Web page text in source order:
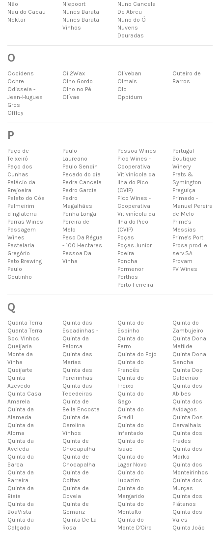
Não
Nau do Cacau
Nektar
Niepoort
Nunes Barata
Nunes Barata
Vinhos
Nuno Cancela
De Abreu
Nuno do Ó
Nuvens
Douradas
O
Occidens
Ochre
Odisseia -
Jean-Hugues
Gros
Offley
Oil2Wax
Olho Gordo
Olho no Pé
Olívae
Oliveban
Olmais
Olo
Oppidum
Outeiro de
Barros
P
Paço de
Teixeiró
Paço dos
Cunhas
Palácio da
Brejoeira
Palato do Côa
Palmeirim
d'Inglaterra
Parras Wines
Passagem
Wines
Pastelaria
Gregório
Pato Brewing
Paulo
Coutinho
Paulo
Laureano
Paulo Sendin
Pecado do dia
Pedra Cancela
Pedro Garcia
Pedro
Magalhães
Penha Longa
Pereira de
Melo
Peso Da Régua
- 100 Hectares
Pessoa Da
Vinha
Pessoa Wines
Pico Wines -
Cooperativa
Vitivinícola da
Ilha do Pico
(CVIP)
Pico Wines -
Cooperativa
Vitivinícola da
Ilha do Pico
(CVIP)
Poças
Poças Junior
Poeira
Poncha
Pormenor
Porthos
Porto Ferreira
Portugal
Boutique
Winery
Prats &
Symington
Preguiça
Primado -
Manuel Pereira
de Melo
Prime's
Messias
Prime's Port
Prosa prod. e
serv.SA
Provam
PV Wines
Q
Quanta Terra
Quanta Terra
Soc. Vinhos
Queijaria
Monte da
Vinha
Queijarte
Quinta
Azevedo
Quinta Casa
Amarela
Quinta da
Alameda
Quinta da
Alorna
Quinta da
Aveleda
Quinta da
Barca
Quinta da
Barreira
Quinta da
Biaia
Quinta da
BoaVista
Quinta da
Calçada
Quinta das
Escadinhas -
Quinta da
Falorca
Quinta das
Marias
Quinta das
Pereirinhas
Quinta das
Tecedeiras
Quinta de
Bella Encosta
Quinta de
Carolina
Vinhos
Quinta de
Chocapalha
Quinta de
Chocapalha
Quinta de
Cottas
Quinta de
Covela
Quinta de
Gomariz
Quinta De La
Rosa
Quinta do
Espinho
Quinta do
Ferro
Quinta do Fojo
Quinta do
Francês
Quinta do
Freixo
Quinta do
Gago
Quinta do
Gradil
Quinta do
Infantado
Quinta do
Isaac
Quinta do
Lagar Novo
Quinta do
Lubazim
Quinta do
Margarido
Quinta do
Montalto
Quinta do
Monte D'Oiro
Quinta do
Zambujeiro
Quinta Dona
Matilde
Quinta Dona
Sancha
Quinta Dop
Caldeirão
Quinta dos
Abibes
Quinta dos
Avidagos
Quinta Dos
Carvalhais
Quinta dos
Frades
Quinta dos
Marka
Quinta dos
Monteirinhos
Quinta dos
Murças
Quinta dos
Plátanos
Quinta dos
Vales
Quinta João